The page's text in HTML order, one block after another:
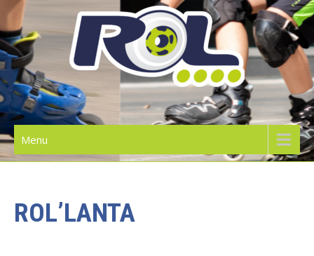
Skip
to
content
RIDE ON LILLE | L'ÉCOLE DE
ROLLER
Menu
ROL’LANTA